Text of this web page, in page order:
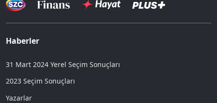
Haberler
31 Mart 2024 Yerel Seçim Sonuçları
2023 Seçim Sonuçları
Yazarlar